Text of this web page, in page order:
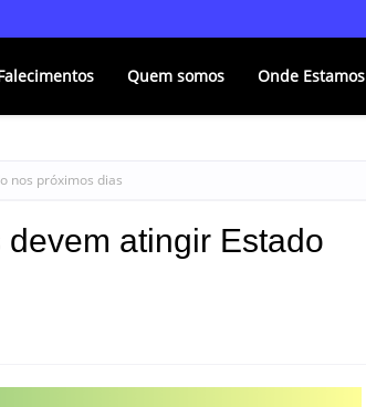
Quem somos Onde Estamos
nos próximos dias
atingir Estado